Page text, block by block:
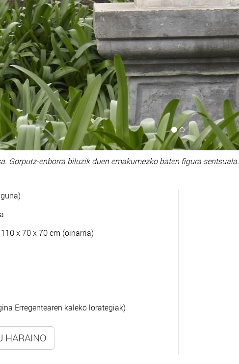
Gorputz-enborra biluzik duen emakumezko baten figura sentsuala.
x 70 x 70 cm (oinarria)
Erregentearen kaleko lorategiak)
HARAINO